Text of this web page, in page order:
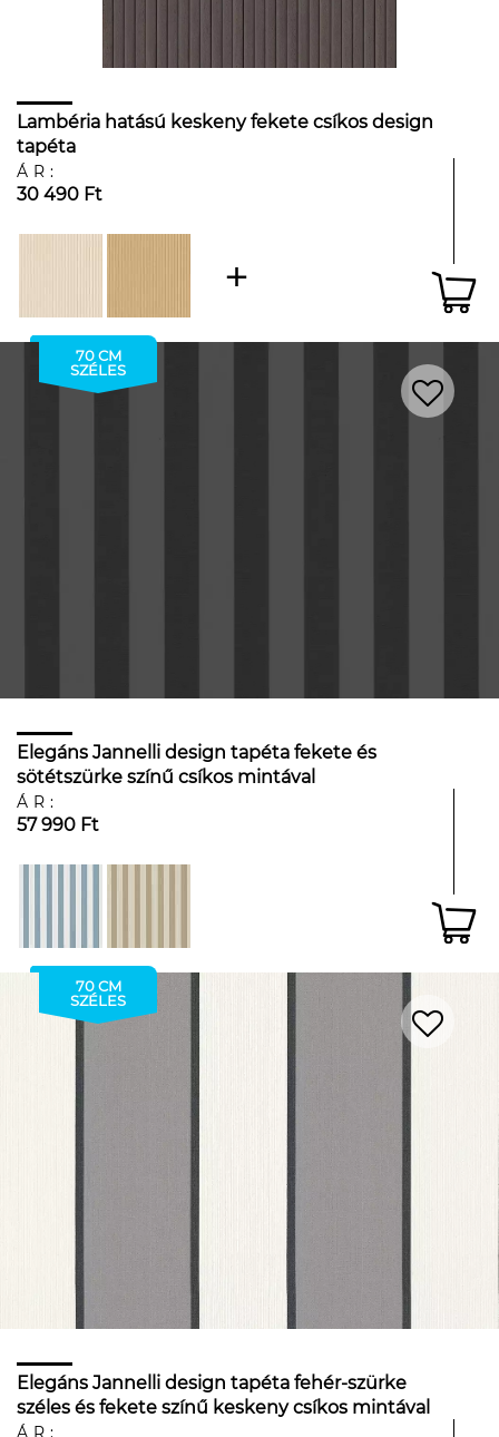
Lambéria hatású keskeny fekete csíkos design
tapéta
ÁR:
30 490 Ft
70 CM
SZÉLES
Elegáns Jannelli design tapéta fekete és
sötétszürke színű csíkos mintával
ÁR:
57 990 Ft
70 CM
SZÉLES
Elegáns Jannelli design tapéta fehér-szürke
széles és fekete színű keskeny csíkos mintával
ÁR: